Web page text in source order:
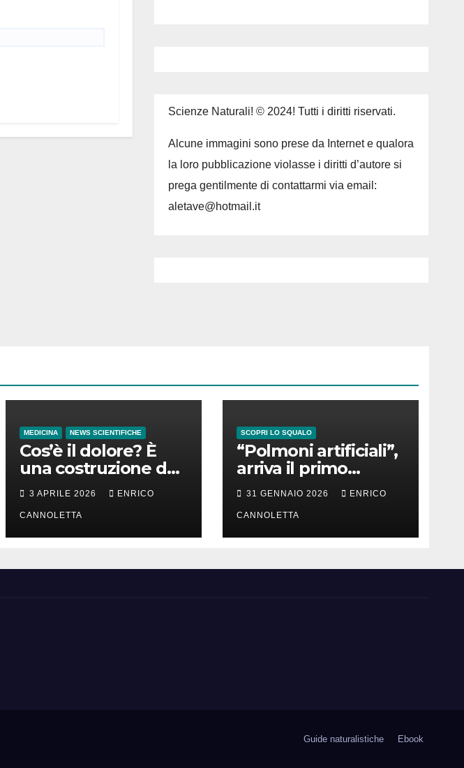
Scienze Naturali! © 2024! Tutti i diritti riservati.
Alcune immagini sono prese da Internet e qualora
la loro pubblicazione violasse i diritti d’autore si
prega gentilmente di contattarmi via email:
aletave@hotmail.it
MEDICINA NEWS SCIENTIFICHE
Cos’è il dolore? È
una costruzione del
cervello
3 APRILE 2026 ENRICO
CANNOLETTA
SCOPRI LO SQUALO
“Polmoni artificiali”,
arriva il primo
successo
31 GENNAIO 2026 ENRICO
CANNOLETTA
Guide naturalistiche Ebook